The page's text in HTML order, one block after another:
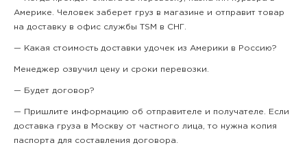
Америке. Человек заберет груз в магазине и отправит товар
на доставку в офис службы TSM в СНГ.
— Какая стоимость доставки удочек из Америки в Россию?
Менеджер озвучил цену и сроки перевозки.
— Будет договор?
— Пришлите информацию об отправителе и получателе. Если
доставка груза в Москву от частного лица, то нужна копия
паспорта для составления договора.